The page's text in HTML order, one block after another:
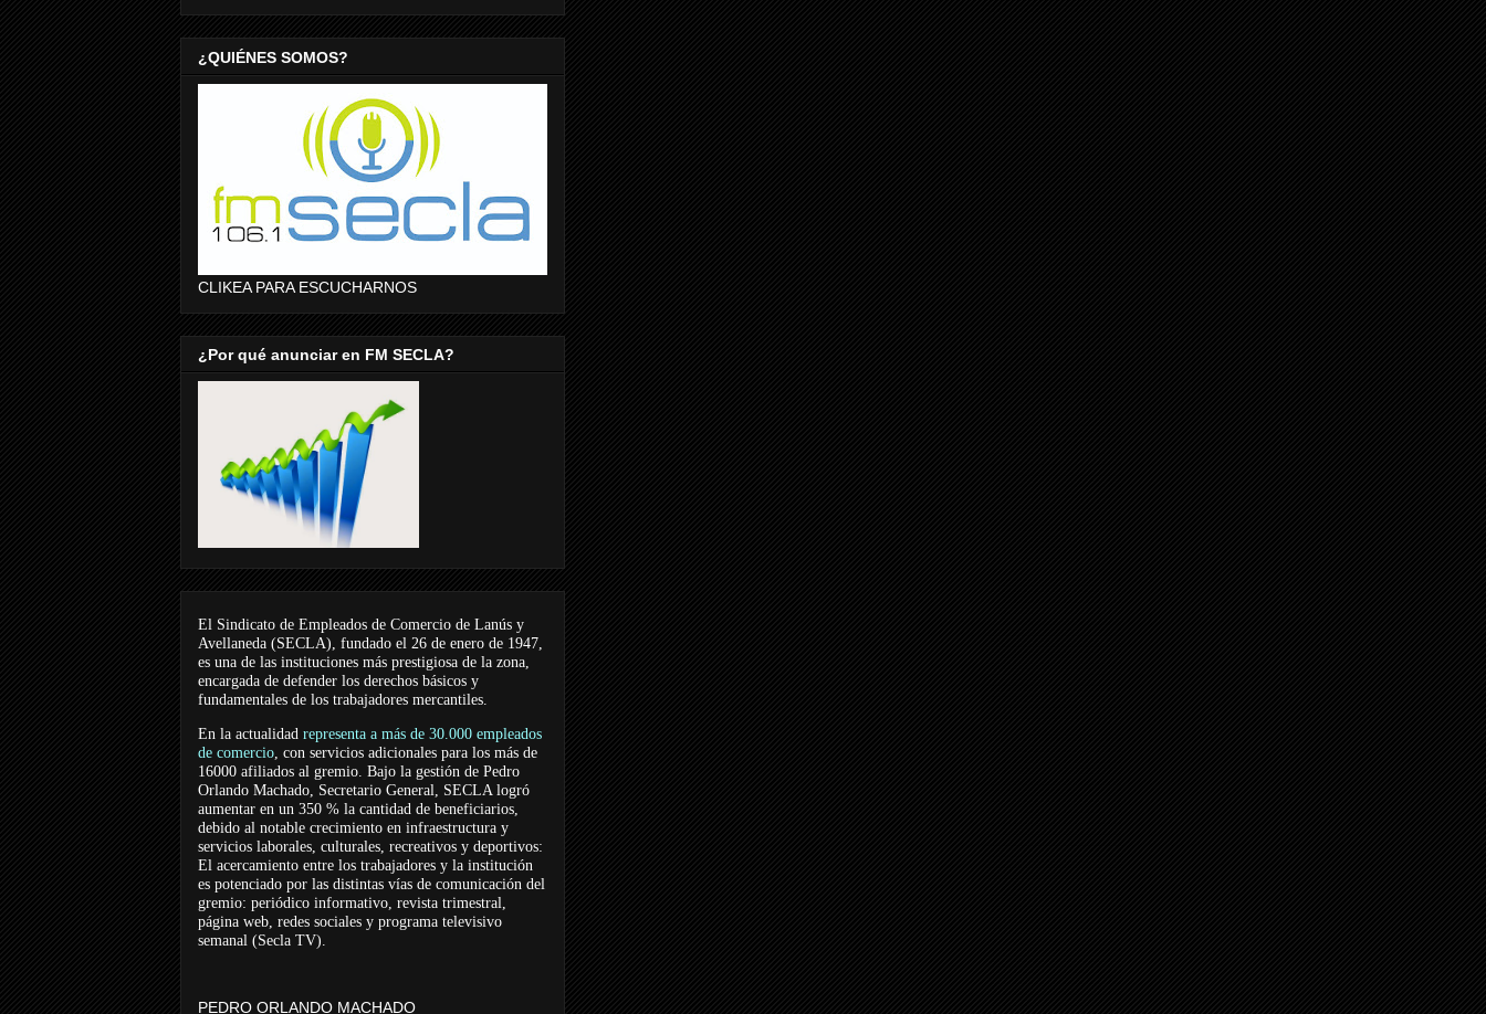
¿QUIÉNES SOMOS?
CLIKEA PARA ESCUCHARNOS
¿Por qué anunciar en FM SECLA?
El Sindicato de Empleados de Comercio de Lanús y
Avellaneda (SECLA), fundado el 26 de enero de 1947,
es una de las instituciones más prestigiosa de la zona,
encargada de defender los derechos básicos y
fundamentales de los trabajadores mercantiles.
En la actualidad representa a más de 30.000 empleados
de comercio, con servicios adicionales para los más de
16000 afiliados al gremio. Bajo la gestión de Pedro
Orlando Machado, Secretario General, SECLA logró
aumentar en un 350 % la cantidad de beneficiarios,
debido al notable crecimiento en infraestructura y
servicios laborales, culturales, recreativos y deportivos:
El acercamiento entre los trabajadores y la institución
es potenciado por las distintas vías de comunicación del
gremio: periódico informativo, revista trimestral,
página web, redes sociales y programa televisivo
semanal (Secla TV).
PEDRO ORLANDO MACHADO